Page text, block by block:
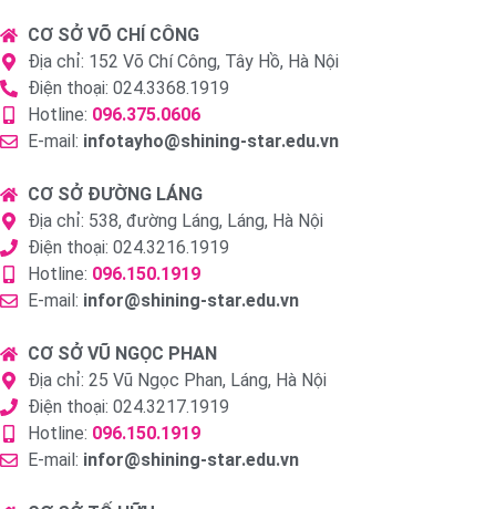
CƠ SỞ VÕ CHÍ CÔNG
Địa chỉ: 152 Võ Chí Công, Tây Hồ, Hà Nội
Điện thoại: 024.3368.1919
Hotline: 096.375.0606
E-mail: infotayho@shining-star.edu.vn
CƠ SỞ ĐƯỜNG LÁNG
Địa chỉ: 538, đường Láng, Láng, Hà Nội
Điện thoại: 024.3216.1919
Hotline: 096.150.1919
E-mail: infor@shining-star.edu.vn
CƠ SỞ VŨ NGỌC PHAN
Địa chỉ: 25 Vũ Ngọc Phan, Láng, Hà Nội
Điện thoại: 024.3217.1919
Hotline: 096.150.1919
E-mail: infor@shining-star.edu.vn